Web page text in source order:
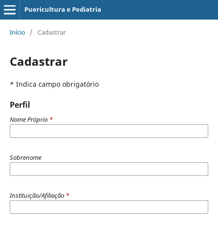
Puericultura e Pediatria
Início / Cadastrar
Cadastrar
* Indica campo obrigatório
Perfil
Nome Próprio *
Sobrenome
Instituição/Afiliação *